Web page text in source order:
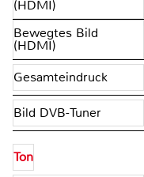
(HDMI)
Bewegtes Bild
(HDMI)
Gesamteindruck
Bild DVB-Tuner
Ton